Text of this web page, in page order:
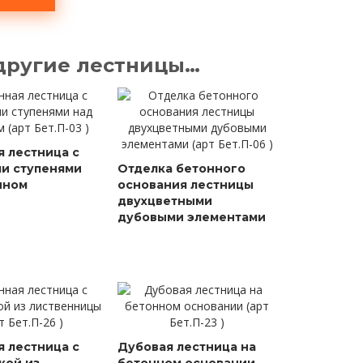
лестницы…
лестница с
ступенями
Отделка бетонного
основания лестницы
двухцветными
дубовыми элементами
лестница с
Дубовая лестница на